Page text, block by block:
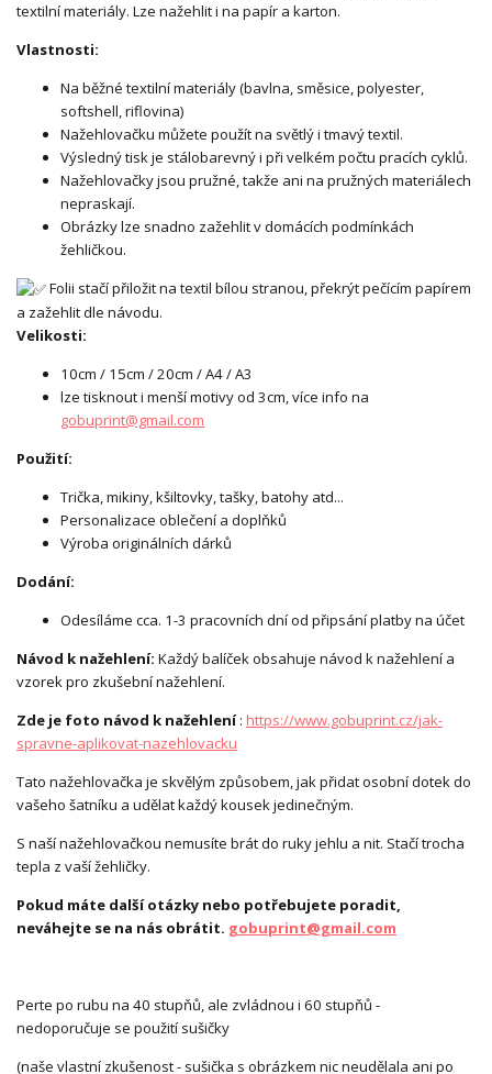
textilní materiály. Lze nažehlit i na papír a karton.
Vlastnosti:
Na běžné textilní materiály (bavlna, směsice, polyester,
softshell, riflovina)
Nažehlovačku můžete použít na světlý i tmavý textil.
Výsledný tisk je stálobarevný i při velkém počtu pracích cyklů.
Nažehlovačky jsou pružné, takže ani na pružných materiálech
nepraskají.
Obrázky lze snadno zažehlit v domácích podmínkách
žehličkou.
Folii stačí přiložit na textil bílou stranou, překrýt pečícím papírem
a zažehlit dle návodu.
Velikosti:
10cm / 15cm / 20cm / A4 / A3
lze tisknout i menší motivy od 3cm, více info na
gobuprint@gmail.com
Použití:
Trička, mikiny, kšiltovky, tašky, batohy atd...
Personalizace oblečení a doplňků
Výroba originálních dárků
Dodání:
Odesíláme cca. 1-3 pracovních dní od připsání platby na účet
Návod k nažehlení: Každý balíček obsahuje návod k nažehlení a
vzorek pro zkušební nažehlení.
Zde je foto návod k nažehlení: https://www.gobuprint.cz/jak-
spravne-aplikovat-nazehlovacku
Tato nažehlovačka je skvělým způsobem, jak přidat osobní dotek do
vašeho šatníku a udělat každý kousek jedinečným.
S naší nažehlovačkou nemusíte brát do ruky jehlu a nit. Stačí trocha
tepla z vaší žehličky.
Pokud máte další otázky nebo potřebujete poradit,
neváhejte se na nás obrátit. gobuprint@gmail.com
Perte po rubu na 40 stupňů, ale zvládnou i 60 stupňů -
nedoporučuje se použití sušičky
(naše vlastní zkušenost - sušička s obrázkem nic neudělala ani po